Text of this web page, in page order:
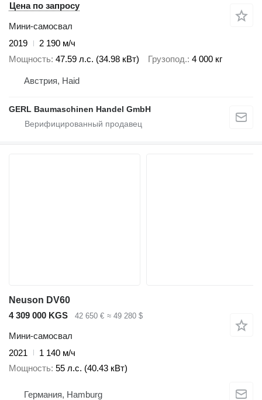
Цена по запросу
Мини-самосвал
2019
2 190 м/ч
Мощность 47.59 л.с. (34.98 кВт) Грузопод. 4 000 кг
Австрия, Haid
GERL Baumaschinen Handel GmbH
Neuson DV60
4 309 000 KGS
42 650 € ≈ 49 280 $
Мини-самосвал
2021
1 140 м/ч
Мощность 55 л.с. (40.43 кВт)
Германия, Hamburg